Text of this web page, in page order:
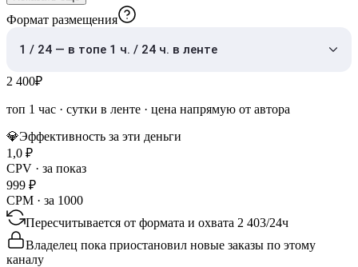
Формат размещения
1 / 24 — в топе 1 ч. / 24 ч. в ленте
2 400₽
топ 1 час · сутки в ленте · цена напрямую от автора
💎Эффективность за эти деньги
1,0 ₽
CPV · за показ
999 ₽
CPM · за 1000
Пересчитывается от формата и охвата 2 403/24ч
Владелец пока приостановил новые заказы по этому
каналу